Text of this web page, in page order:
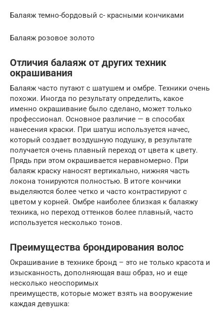
Балаяж темно-бордовый с- красными кончиками
Балаяж розовое золото
Отличия балаяж от других техник
окрашивания
Балаяж часто путают с шатушем и омбре. Техники очень
похожи. Иногда по результату определить, какое
именно окрашивание было сделано, может только
профессионал. Основное различие — в способах
нанесения краски. При шатуш используется начес,
который создает воздушную подушку, в результате
получается очень плавный переход от цвета к цвету.
Прядь при этом окрашивается неравномерно. При
балаяж краску наносят вертикально, нижняя часть
локона тонируются полностью. В итоге кончики
выделяются более четко и часто контрастируют с
цветом у корней. Омбре наиболее близкая к балаяжу
техника, но переход оттенков более плавный, часто
используется несколько тонов.
Преимущества брондирования волос
Окрашивание в технике бронд – это не только красота и
изысканность, дополняющая ваш образ, но и еще
несколько неоспоримых
преимуществ, которые может взять на вооружение
каждая девушка: